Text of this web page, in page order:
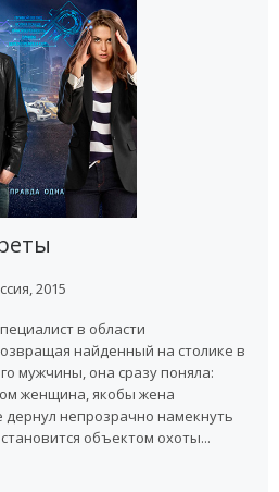
2015
в области
найденный на столике в
мужчины, она сразу поняла:
женщина, якобы жена
дернул непрозрачно намекнуть
объектом охоты...